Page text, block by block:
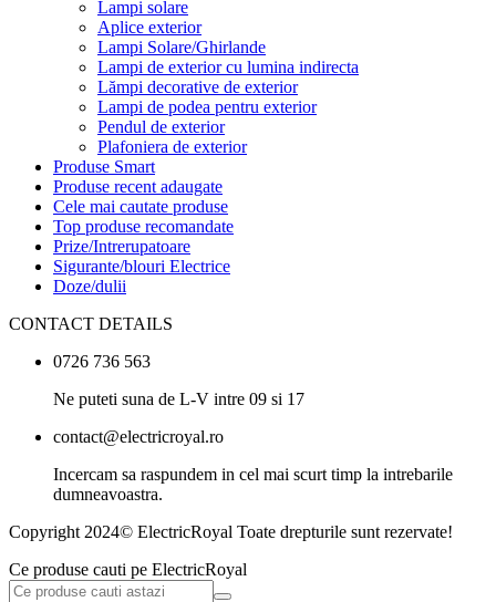
Lampi solare
Aplice exterior
Lampi Solare/Ghirlande
Lampi de exterior cu lumina indirecta
Lămpi decorative de exterior
Lampi de podea pentru exterior
Pendul de exterior
Plafoniera de exterior
Produse Smart
Produse recent adaugate
Cele mai cautate produse
Top produse recomandate
Prize/Intrerupatoare
Sigurante/blouri Electrice
Doze/dulii
CONTACT DETAILS
0726 736 563
Ne puteti suna de L-V intre 09 si 17
contact@electricroyal.ro
Incercam sa raspundem in cel mai scurt timp la intrebarile
dumneavoastra.
Copyright 2024© ElectricRoyal Toate drepturile sunt rezervate!
Ce produse cauti pe ElectricRoyal